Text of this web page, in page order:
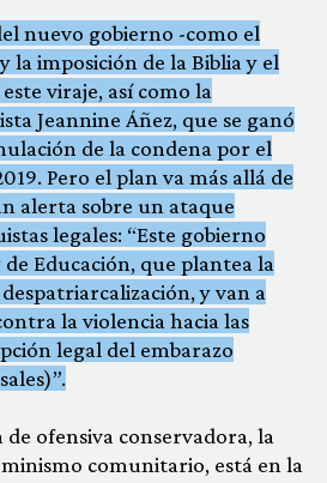
nuevo gobierno -como el
la imposición de la Biblia y el
viraje, así como la
Jeannine Áñez, que se ganó
de la condena por el
Pero el plan va más allá de
alerta sobre un ataque
legales: “Este gobierno
Educación, que plantea la
y van a
la violencia hacia las
legal del embarazo
ofensiva conservadora, la
comunitario, está en la